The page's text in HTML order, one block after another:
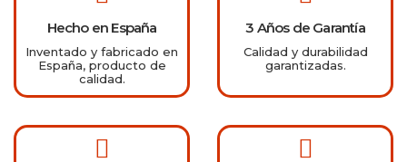
Hecho en España
Inventado y fabricado en
España, producto de
calidad.
3 Años de Garantía
Calidad y durabilidad
garantizadas.